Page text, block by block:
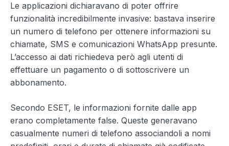
Le applicazioni dichiaravano di poter offrire
funzionalità incredibilmente invasive: bastava inserire
un numero di telefono per ottenere informazioni su
chiamate, SMS e comunicazioni WhatsApp presunte.
L’accesso ai dati richiedeva però agli utenti di
effettuare un pagamento o di sottoscrivere un
abbonamento.
Secondo ESET, le informazioni fornite dalle app
erano completamente false. Queste generavano
casualmente numeri di telefono associandoli a nomi